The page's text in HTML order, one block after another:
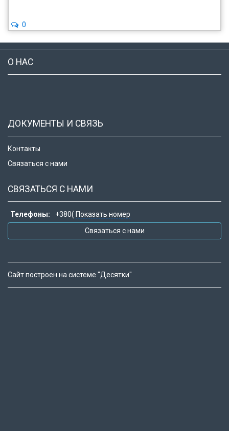
0
О НАС
ДОКУМЕНТЫ И СВЯЗЬ
Контакты
Связаться с нами
СВЯЗАТЬСЯ С НАМИ
Телефоны: +380( Показать номер
Связаться с нами
Сайт построен на системе "Десятки"